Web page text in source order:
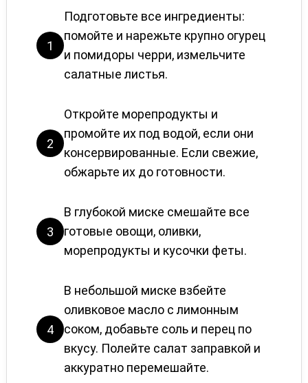
1
Подготовьте все ингредиенты:
помойте и нарежьте крупно огурец
и помидоры черри, измельчите
салатные листья.
2
Откройте морепродукты и
промойте их под водой, если они
консервированные. Если свежие,
обжарьте их до готовности.
3
В глубокой миске смешайте все
готовые овощи, оливки,
морепродукты и кусочки феты.
4
В небольшой миске взбейте
оливковое масло с лимонным
соком, добавьте соль и перец по
вкусу. Полейте салат заправкой и
аккуратно перемешайте.